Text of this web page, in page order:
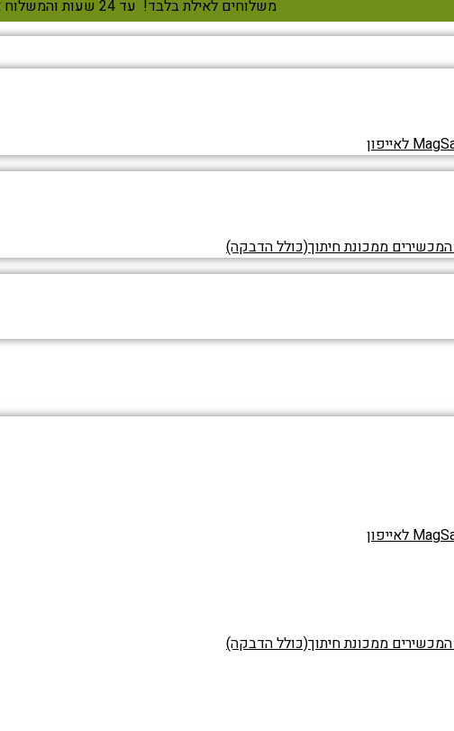
משלוחים לאילת בלבד! עד 24 שעות והמשלוח אצלך
ממכונת חיתוך(כולל הדבקה)
ממכונת חיתוך(כולל הדבקה)